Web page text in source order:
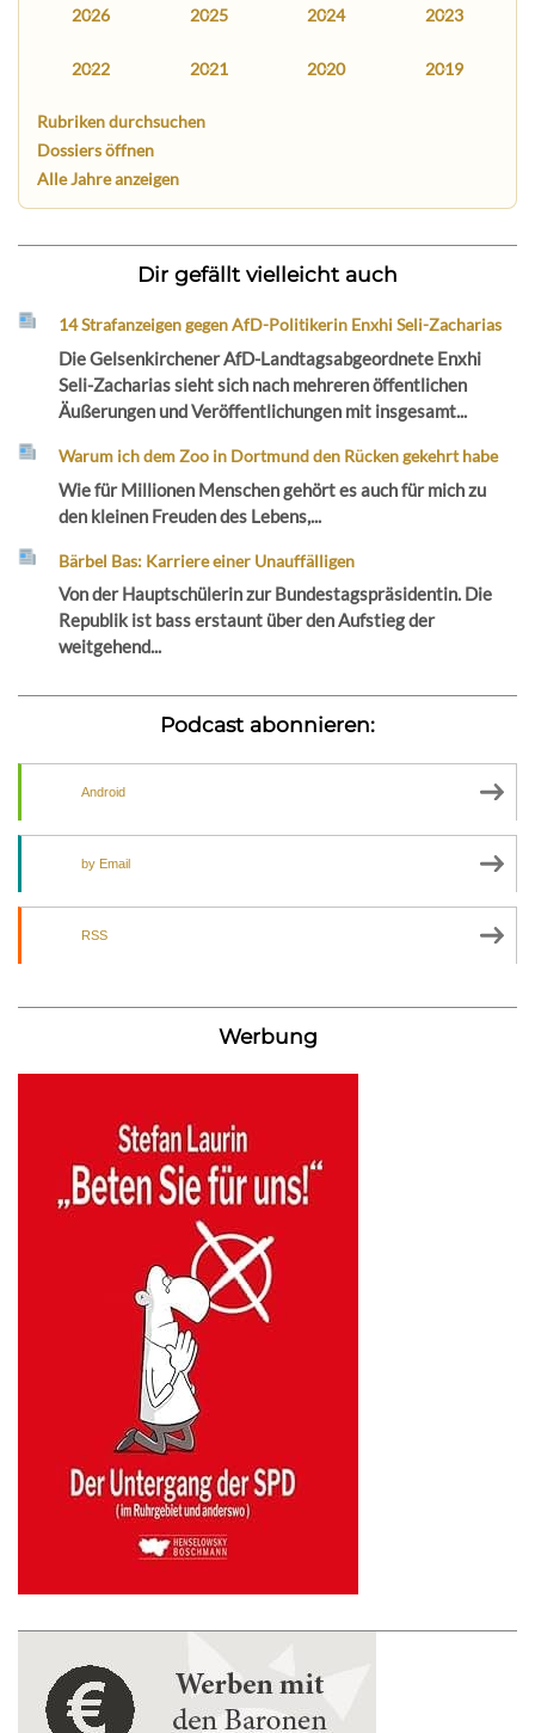
2026 2025 2024 2023
2022 2021 2020 2019
Rubriken durchsuchen
Dossiers öffnen
Alle Jahre anzeigen
Dir gefällt vielleicht auch
14 Strafanzeigen gegen AfD-Politikerin Enxhi Seli-Zacharias
Die Gelsenkirchener AfD-Landtagsabgeordnete Enxhi
Seli-Zacharias sieht sich nach mehreren öffentlichen
Äußerungen und Veröffentlichungen mit insgesamt...
Warum ich dem Zoo in Dortmund den Rücken gekehrt habe
Wie für Millionen Menschen gehört es auch für mich zu
den kleinen Freuden des Lebens,...
Bärbel Bas: Karriere einer Unauffälligen
Von der Hauptschülerin zur Bundestagspräsidentin. Die
Republik ist bass erstaunt über den Aufstieg der
weitgehend...
Podcast abonnieren:
Android
by Email
RSS
Werbung